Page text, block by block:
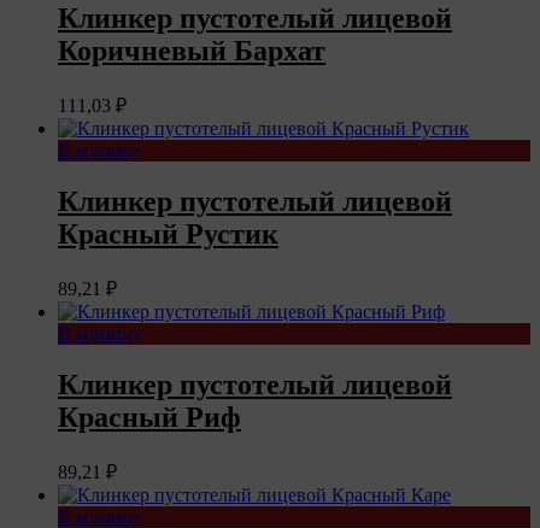
Клинкер пустотелый лицевой
Коричневый Бархат
111,03 ₽
В корзину
Клинкер пустотелый лицевой
Красный Рустик
89,21 ₽
В корзину
Клинкер пустотелый лицевой
Красный Риф
89,21 ₽
В корзину